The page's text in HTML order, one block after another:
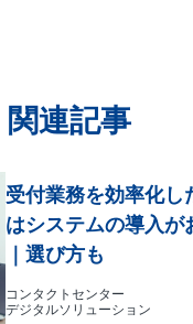
関連記事
受付業務を効率化し
はシステムの導入が
｜選び方も
コンタクトセンター
デジタルソリューション